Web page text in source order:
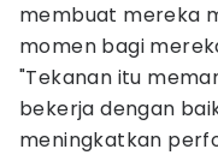
membuat mereka
momen bagi
"Tekanan itu
bekerja dengan
meningkatkan